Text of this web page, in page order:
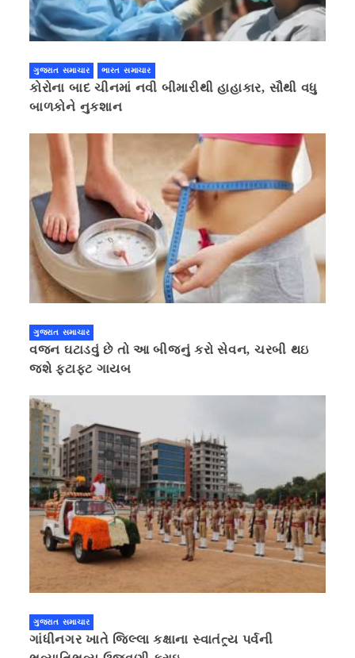
ગુજરાત સમાચાર ભારત સમાચાર
કોરોના બાદ ચીનમાં નવી બીમારીથી હાહાકાર, સૌથી વધુ
બાળકોને નુકશાન
ગુજરાત સમાચાર
વજન ઘટાડવું છે તો આ બીજનું કરો સેવન, ચરબી થઇ
જશે ફટાફટ ગાયબ
ગુજરાત સમાચાર
ગાંધીનગર ખાતે જિલ્લા કક્ષાના સ્વાતંત્ર્ય પર્વની